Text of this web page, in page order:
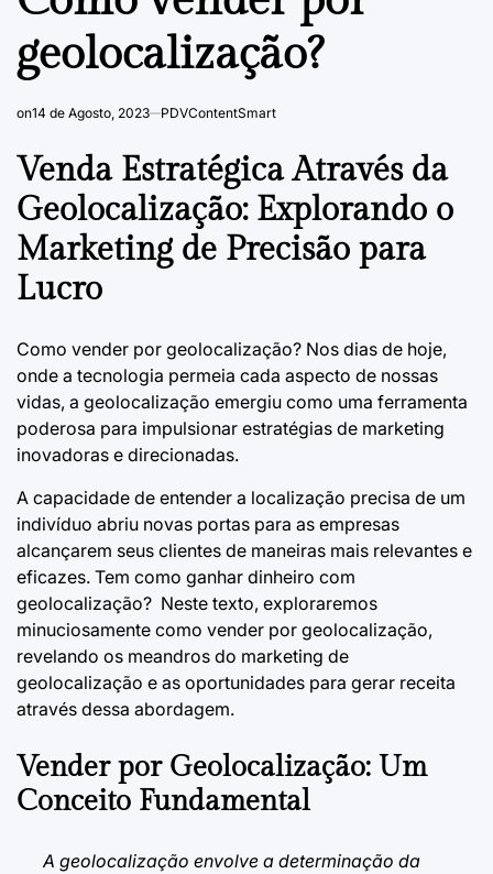
geolocalização?
on14 de Agosto, 2023 PDVContentSmart
Venda Estratégica Através da
Geolocalização: Explorando o
Marketing de Precisão para
Lucro
Como vender por geolocalização? Nos dias de hoje,
onde a tecnologia permeia cada aspecto de nossas
vidas, a geolocalização emergiu como uma ferramenta
poderosa para impulsionar estratégias de marketing
inovadoras e direcionadas.
A capacidade de entender a localização precisa de um
indivíduo abriu novas portas para as empresas
alcançarem seus clientes de maneiras mais relevantes e
eficazes. Tem como ganhar dinheiro com
geolocalização? Neste texto, exploraremos
minuciosamente como vender por geolocalização,
revelando os meandros do marketing de
geolocalização e as oportunidades para gerar receita
através dessa abordagem.
Vender por Geolocalização: Um
Conceito Fundamental
A geolocalização envolve a determinação da